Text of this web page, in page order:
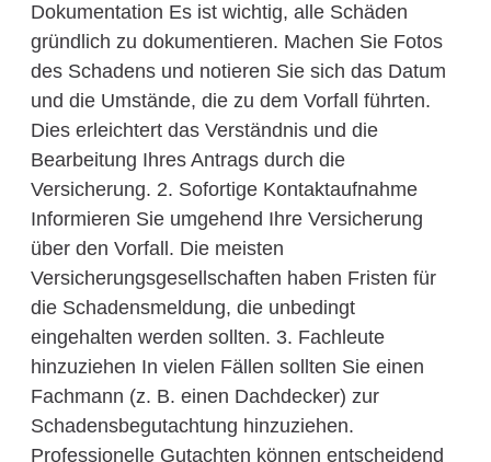
Dokumentation Es ist wichtig, alle Schäden
gründlich zu dokumentieren. Machen Sie Fotos
des Schadens und notieren Sie sich das Datum
und die Umstände, die zu dem Vorfall führten.
Dies erleichtert das Verständnis und die
Bearbeitung Ihres Antrags durch die
Versicherung. 2. Sofortige Kontaktaufnahme
Informieren Sie umgehend Ihre Versicherung
über den Vorfall. Die meisten
Versicherungsgesellschaften haben Fristen für
die Schadensmeldung, die unbedingt
eingehalten werden sollten. 3. Fachleute
hinzuziehen In vielen Fällen sollten Sie einen
Fachmann (z. B. einen Dachdecker) zur
Schadensbegutachtung hinzuziehen.
Professionelle Gutachten können entscheidend